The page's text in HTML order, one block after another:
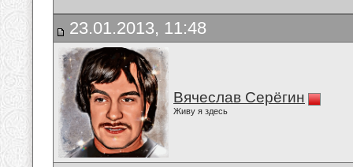
23.01.2013, 11:48
Вячеслав Серёгин
Живу я здесь